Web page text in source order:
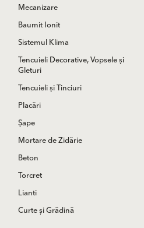
Mecanizare
Baumit Ionit
Sistemul Klima
Tencuieli Decorative, Vopsele și
Gleturi
Tencuieli și Tinciuri
Placări
Șape
Mortare de Zidărie
Beton
Torcret
Lianti
Curte și Grădină